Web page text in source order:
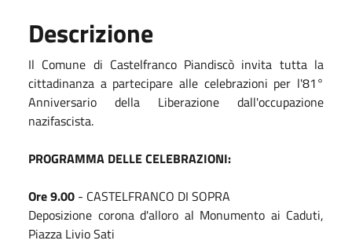
Descrizione
Il Comune di Castelfranco Piandiscò invita tutta la
cittadinanza a partecipare alle celebrazioni per l'81°
Anniversario della Liberazione dall'occupazione
nazifascista.
PROGRAMMA DELLE CELEBRAZIONI:
Ore 9.00 - CASTELFRANCO DI SOPRA
Deposizione corona d'alloro al Monumento ai Caduti,
Piazza Livio Sati